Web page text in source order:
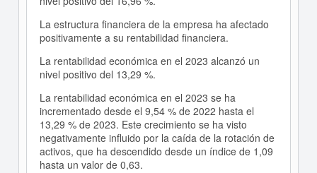
La estructura financiera de la empresa ha afectado
positivamente a su rentabilidad financiera.
La rentabilidad económica en el 2023 alcanzó un
nivel positivo del 13,29 %.
La rentabilidad económica en el 2023 se ha
incrementado desde el 9,54 % de 2022 hasta el
13,29 % de 2023. Este crecimiento se ha visto
negativamente influido por la caída de la rotación de
activos, que ha descendido desde un índice de 1,09
hasta un valor de 0,63.